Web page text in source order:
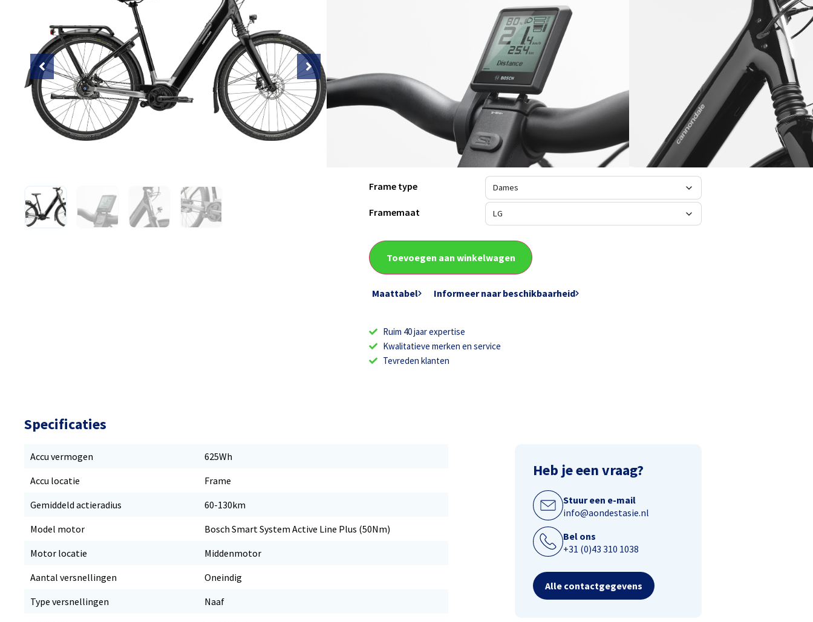
Gemaakt voor: comfort en gemak
SmartForm C2 aluminium frame met lage instap / HeadShok voorvork
met 50mm veerweg
Gates Carbon riemaandrijving / Shimano Nexus 5-speed met
naafversnelling
Bosch Smart System – Performance Line 250W motor / 625Wh accu /
Bereik: tot 140 km
Frame type
Framemaat
Toevoegen aan winkelwagen
Maattabel Informeer naar beschikbaarheid
Ruim 40 jaar expertise
Kwalitatieve merken en service
Tevreden klanten
Specificaties
Accu vermogen
625Wh
Accu locatie
Frame
Gemiddeld actieradius
60-130km
Model motor
Bosch Smart System Active Line Plus (50Nm)
Motor locatie
Middenmotor
Aantal versnellingen
Oneindig
Type versnellingen
Naaf
Heb je een vraag?
Stuur een e-mail
info@aondestasie.nl
Bel ons
+31 (0)43 310 1038
Alle contactgegevens